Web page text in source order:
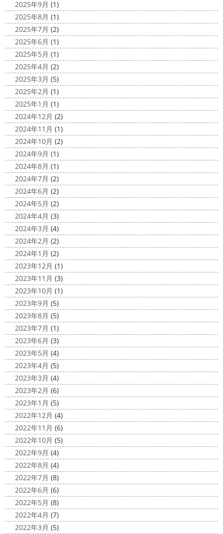
は真冬の寒さとなりましたがいかがお過ごしですか？
先
日は都内の夜桜を観に行きました
例年よりも大分寒いお
花見になりましたがとても綺麗でした(*^_^*)
帰りは人気
のハン ...
みなさんこんにちは(^O^)
が、みなさんはいかがお過ごしですか？
笑 先日、池袋の
サンシャイン水族館に行きました
外国人の方が多く、
館内はとても賑わっていました
ここの大きな水槽にはサ
...
今日は高圧洗浄が何故必要かについて説明させていただき
ます
塗装工事をお考えのお客様は長くなりますが、ぜ
ひ読んでみてくださいね
外壁や屋根の表面に塗装してで
きた塗膜は、毎日屋外で紫外線、雨風、排気ガスなどにさ
らされて ...
カ陽気になり過ごしやすくなりましたね
お知らせをさせていただきます
先日、弊社が日本ペイン
ト神奈川営業所様より優良施工会社として表彰されました
このよ ...
だまだ普通にバリに行く事は難しいですが、早く自由に海
外に行けるようになりますように…
2020/11/26
海散歩
＊湘南の外壁塗装専門店＊
こんにちわ☼ 最近はグッと気温が下がり
寒くなりましたね
気づけば今年も後一
か月ちょっと(´ﾟдﾟ｀) 早い早い
ロナが危険な感じになってきたので、海にはたくさんの人
が来てました！！ でも、海なら ...
2020/11/19
海に行きたい…！！！＊湘南の外壁
塗装専門店＊
最近は暖かくて過ごしやすいお天気です
ね
弊社ライダーの脇祐史君はバリ島に行きました!! 私も
行きたいーーーーー!!! 写真が送られてきたら、またアップ
していきますね
ット
2020/11/12
朝活
＊湘南の外壁塗装専門店＊
小倉氏サーフィンにはまり中
今回は浩
さんも一緒に
３人で出発
波は小さい
けどお天気良くて気持ち～
まずは陸でのイメトレ 入水～
小倉氏ライド
で、すぐ立ててました
2020/11/10
HAPPY HALLOWEEN
＊湘南の
外壁塗装専門店＊
ちょっとご無沙汰してる間にもう11月も
10日が過ぎようとしていますね
2020年もあっとゆう間
に終わってしまう～
今年はコロナの影響で色々なイベン
トもなくなり淋しいですね… ですが、先日ブログでもお伝
えしたマービスタ ...
2020/11/02
ウェット完成
＊湘南の外壁塗装専
門店＊
こんにちは!! 今週も１週間始まりました
が、明日は祝日です
今日も１日頑張りましょう
さて
さて、先日のブログで書いた、小倉氏のオーダーしたウェ
ットが完成しました
ゃんも一緒にパチリ
2025年9月 (1)
2025年8月 (1)
2025年7月 (2)
2025年6月 (1)
2025年5月 (1)
2025年4月 (2)
2025年3月 (5)
2025年2月 (1)
2025年1月 (1)
2024年12月 (2)
2024年11月 (1)
2024年10月 (2)
2024年9月 (1)
2024年8月 (1)
2024年7月 (2)
2024年6月 (2)
2024年5月 (2)
2024年4月 (3)
2024年3月 (4)
2024年2月 (2)
2024年1月 (2)
2023年12月 (1)
2023年11月 (3)
2023年10月 (1)
2023年9月 (5)
2023年8月 (5)
2023年7月 (1)
2023年6月 (3)
2023年5月 (4)
2023年4月 (5)
2023年3月 (4)
2023年2月 (6)
2023年1月 (5)
2022年12月 (4)
2022年11月 (6)
2022年10月 (5)
2022年9月 (4)
2022年8月 (4)
2022年7月 (8)
2022年6月 (6)
2022年5月 (8)
2022年4月 (7)
2022年3月 (5)